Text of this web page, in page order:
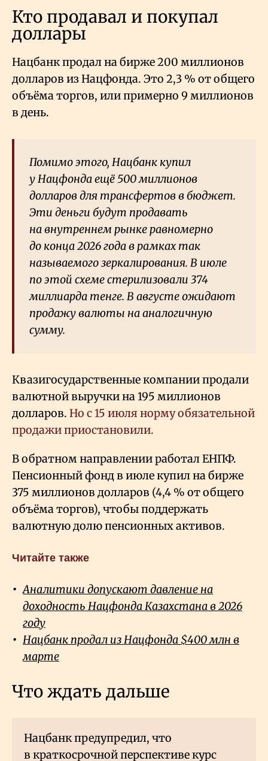
Кто продавал и покупал
доллары
Нацбанк продал на бирже 200 миллионов
долларов из Нацфонда. Это 2,3 % от общего
объёма торгов, или примерно 9 миллионов
в день.
Помимо этого, Нацбанк купил
у Нацфонда ещё 500 миллионов
долларов для трансфертов в бюджет.
Эти деньги будут продавать
на внутреннем рынке равномерно
до конца 2026 года в рамках так
называемого зеркалирования. В июле
по этой схеме стерилизовали 374
миллиарда тенге. В августе ожидают
продажу валюты на аналогичную
сумму.
Квазигосударственные компании продали
валютной выручки на 195 миллионов
долларов. Но с 15 июля норму обязательной
продажи приостановили.
В обратном направлении работал ЕНПФ.
Пенсионный фонд в июле купил на бирже
375 миллионов долларов (4,4 % от общего
объёма торгов), чтобы поддержать
валютную долю пенсионных активов.
Читайте также
Аналитики допускают давление на
доходность Нацфонда Казахстана в 2026
году
Нацбанк продал из Нацфонда $400 млн в
марте
Что ждать дальше
Нацбанк предупредил, что
в краткосрочной перспективе курс